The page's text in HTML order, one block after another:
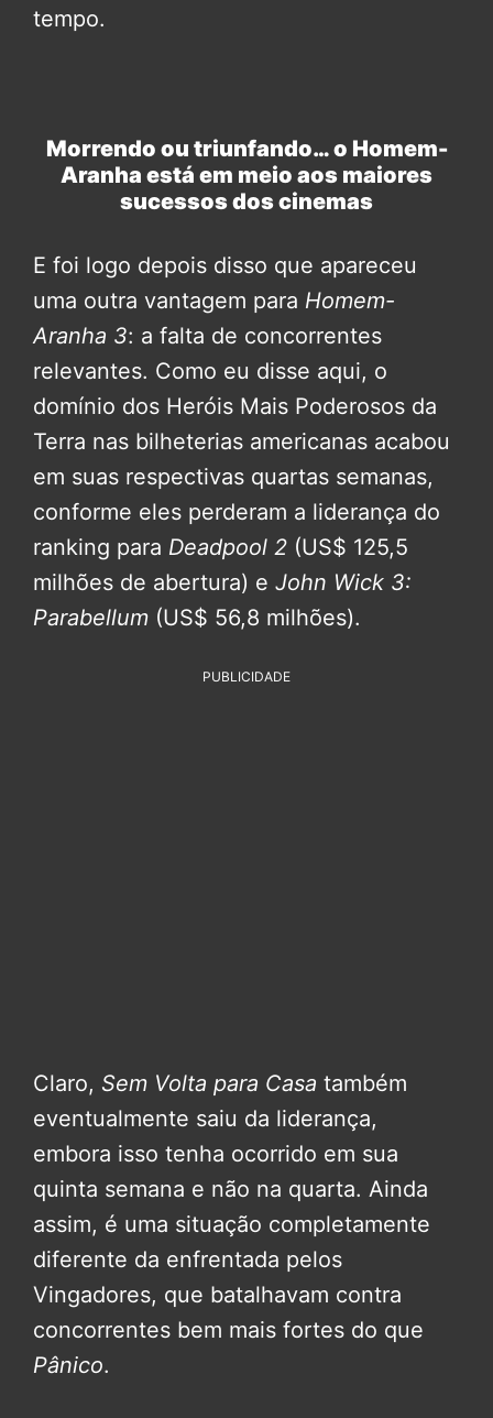
tempo.
Morrendo ou triunfando… o Homem-
Aranha está em meio aos maiores
sucessos dos cinemas
E foi logo depois disso que apareceu
uma outra vantagem para Homem-
Aranha 3: a falta de concorrentes
relevantes. Como eu disse aqui, o
domínio dos Heróis Mais Poderosos da
Terra nas bilheterias americanas acabou
em suas respectivas quartas semanas,
conforme eles perderam a liderança do
ranking para Deadpool 2 (US$ 125,5
milhões de abertura) e John Wick 3:
Parabellum (US$ 56,8 milhões).
PUBLICIDADE
Claro, Sem Volta para Casa também
eventualmente saiu da liderança,
embora isso tenha ocorrido em sua
quinta semana e não na quarta. Ainda
assim, é uma situação completamente
diferente da enfrentada pelos
Vingadores, que batalhavam contra
concorrentes bem mais fortes do que
Pânico.